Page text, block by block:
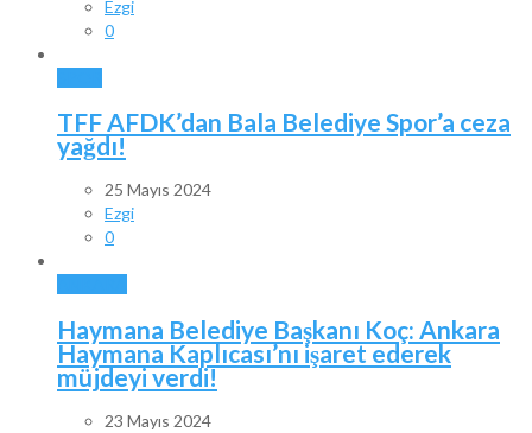
Ezgi
0
TFF AFDK’dan Bala Belediye Spor’a ceza
yağdı!
25 Mayıs 2024
Ezgi
0
Haymana Belediye Başkanı Koç: Ankara
Haymana Kaplıcası’nı işaret ederek
müjdeyi verdi!
23 Mayıs 2024